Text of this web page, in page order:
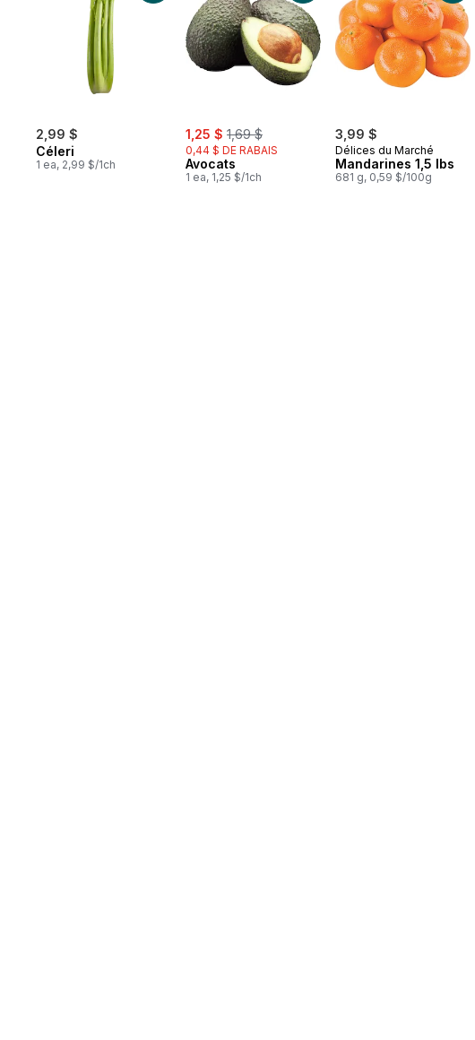
2,99 $
Céleri
1 ea, 2,99 $/1ch
sale:
1,25 $ , formerly:
1,69 $
0,44 $ DE RABAIS
Avocats
1 ea, 1,25 $/1ch
3,99 $
Délices du Marché
Mandarines 1,5 lbs
681 g, 0,59 $/100g